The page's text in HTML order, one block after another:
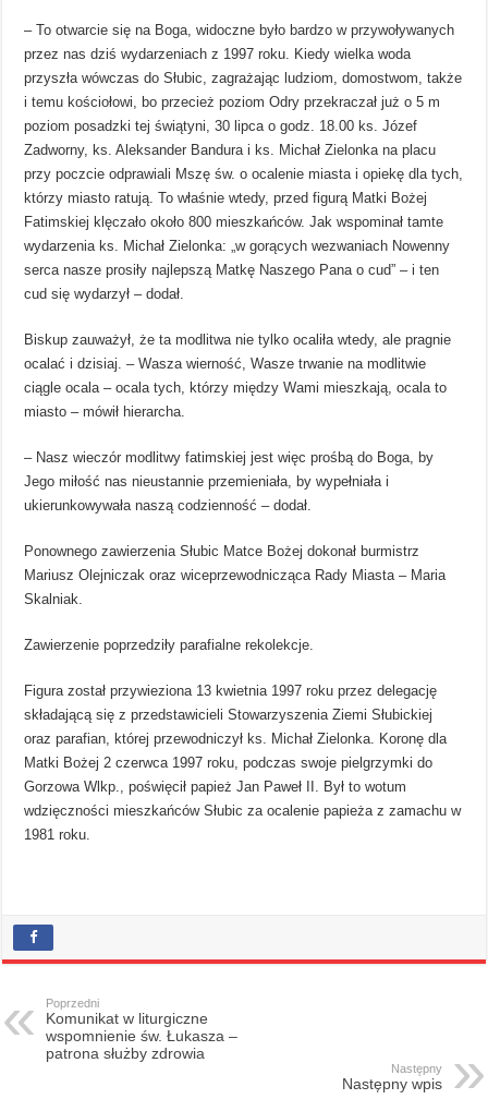
– To otwarcie się na Boga, widoczne było bardzo w przywoływanych
przez nas dziś wydarzeniach z 1997 roku. Kiedy wielka woda
przyszła wówczas do Słubic, zagrażając ludziom, domostwom, także
i temu kościołowi, bo przecież poziom Odry przekraczał już o 5 m
poziom posadzki tej świątyni, 30 lipca o godz. 18.00 ks. Józef
Zadworny, ks. Aleksander Bandura i ks. Michał Zielonka na placu
przy poczcie odprawiali Mszę św. o ocalenie miasta i opiekę dla tych,
którzy miasto ratują. To właśnie wtedy, przed figurą Matki Bożej
Fatimskiej klęczało około 800 mieszkańców. Jak wspominał tamte
wydarzenia ks. Michał Zielonka: „w gorących wezwaniach Nowenny
serca nasze prosiły najlepszą Matkę Naszego Pana o cud” – i ten
cud się wydarzył – dodał.
Biskup zauważył, że ta modlitwa nie tylko ocaliła wtedy, ale pragnie
ocalać i dzisiaj. – Wasza wierność, Wasze trwanie na modlitwie
ciągle ocala – ocala tych, którzy między Wami mieszkają, ocala to
miasto – mówił hierarcha.
– Nasz wieczór modlitwy fatimskiej jest więc prośbą do Boga, by
Jego miłość nas nieustannie przemieniała, by wypełniała i
ukierunkowywała naszą codzienność – dodał.
Ponownego zawierzenia Słubic Matce Bożej dokonał burmistrz
Mariusz Olejniczak oraz wiceprzewodnicząca Rady Miasta – Maria
Skalniak.
Zawierzenie poprzedziły parafialne rekolekcje.
Figura został przywieziona 13 kwietnia 1997 roku przez delegację
składającą się z przedstawicieli Stowarzyszenia Ziemi Słubickiej
oraz parafian, której przewodniczył ks. Michał Zielonka. Koronę dla
Matki Bożej 2 czerwca 1997 roku, podczas swoje pielgrzymki do
Gorzowa Wlkp., poświęcił papież Jan Paweł II. Był to wotum
wdzięczności mieszkańców Słubic za ocalenie papieża z zamachu w
1981 roku.
Poprzedni
Komunikat w liturgiczne
wspomnienie św. Łukasza –
patrona służby zdrowia
Następny
Następny wpis